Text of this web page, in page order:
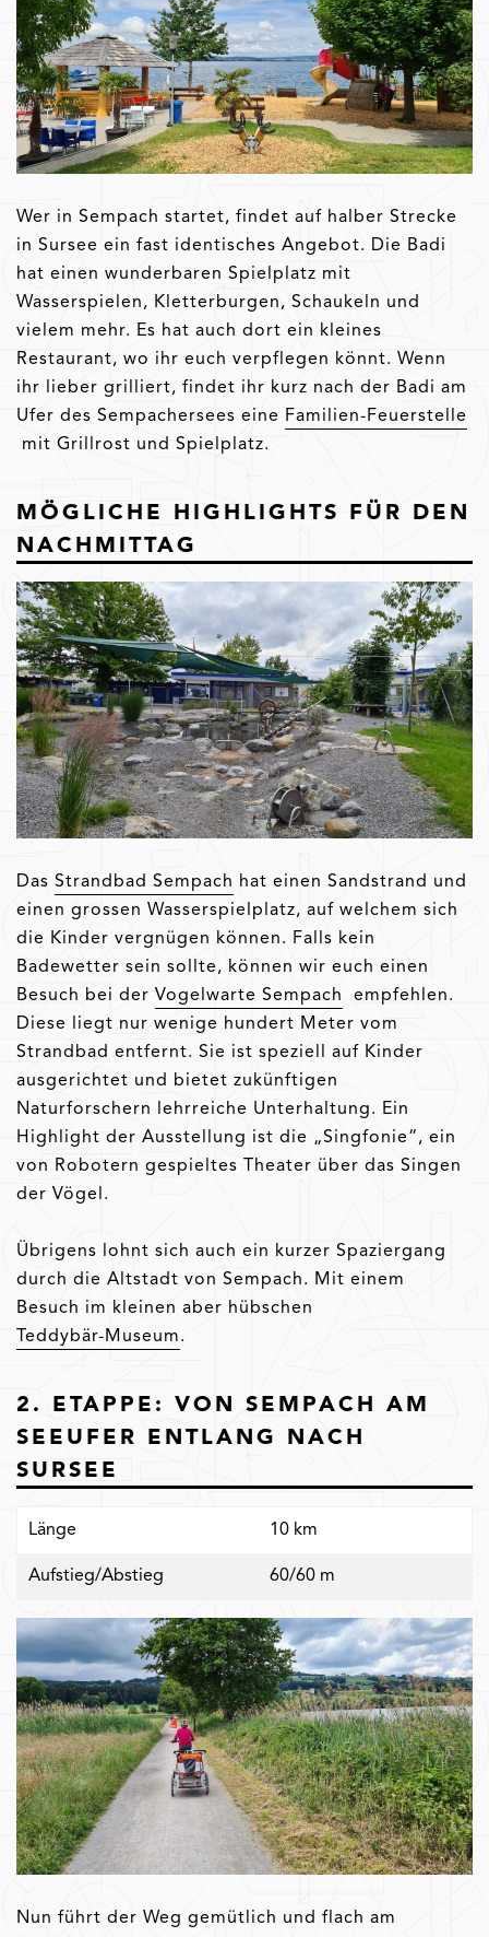
Wer in Sempach startet, findet auf halber Strecke
in Sursee ein fast identisches Angebot. Die Badi
hat einen wunderbaren Spielplatz mit
Wasserspielen, Kletterburgen, Schaukeln und
vielem mehr. Es hat auch dort ein kleines
Restaurant, wo ihr euch verpflegen könnt. Wenn
ihr lieber grilliert, findet ihr kurz nach der Badi am
Ufer des Sempachersees eine Familien-Feuerstelle
mit Grillrost und Spielplatz.
MÖGLICHE HIGHLIGHTS FÜR DEN
NACHMITTAG
Das Strandbad Sempach hat einen Sandstrand und
einen grossen Wasserspielplatz, auf welchem sich
die Kinder vergnügen können. Falls kein
Badewetter sein sollte, können wir euch einen
Besuch bei der Vogelwarte Sempach
empfehlen.
Diese liegt nur wenige hundert Meter vom
Strandbad entfernt. Sie ist speziell auf Kinder
ausgerichtet und bietet zukünftigen
Naturforschern lehrreiche Unterhaltung. Ein
Highlight der Ausstellung ist die „Singfonie“, ein
von Robotern gespieltes Theater über das Singen
der Vögel.
Übrigens lohnt sich auch ein kurzer Spaziergang
durch die Altstadt von Sempach. Mit einem
Besuch im kleinen aber hübschen
Teddybär-Museum.
2. ETAPPE: VON SEMPACH AM
SEEUFER ENTLANG NACH
SURSEE
Länge 10 km
Aufstieg/Abstieg 60/60 m
Nun führt der Weg gemütlich und flach am